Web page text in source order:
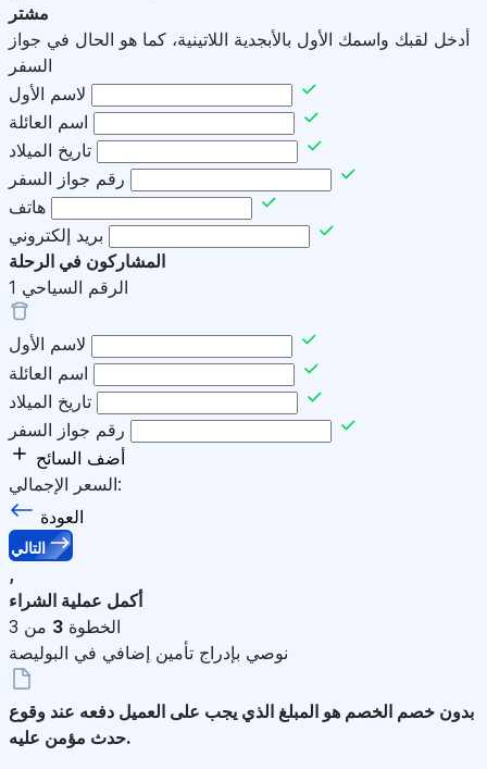
مشتر
أدخل لقبك واسمك الأول بالأبجدية اللاتينية، كما هو الحال في جواز
السفر
لاسم الأول
اسم العائلة
تاريخ الميلاد
رقم جواز السفر
هاتف
بريد إلكتروني
المشاركون في الرحلة
الرقم السياحي 1
لاسم الأول
اسم العائلة
تاريخ الميلاد
رقم جواز السفر
أضف السائح
السعر الإجمالي:
العودة
التالي
,
أكمل عملية الشراء
الخطوة 3 من 3
نوصي بإدراج تأمين إضافي في البوليصة
بدون خصم الخصم هو المبلغ الذي يجب على العميل دفعه عند وقوع
حدث مؤمن عليه.